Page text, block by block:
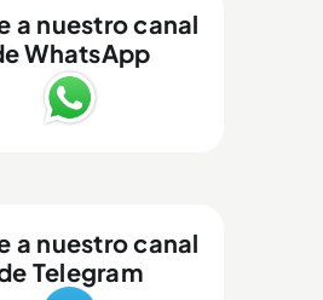
a nuestro canal
WhatsApp
a nuestro canal
Telegram